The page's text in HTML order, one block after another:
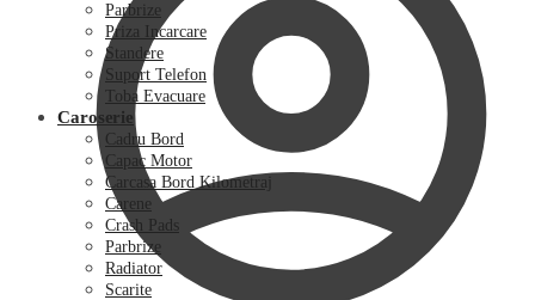
Parbrize
Priza Incarcare
Standere
Suport Telefon
Toba Evacuare
Caroserie
Cadru Bord
Capac Motor
Carcasa Bord Kilometraj
Carene
Crash Pads
Parbrize
Radiator
Scarite